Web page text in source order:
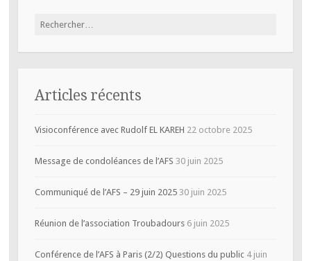
Rechercher :
Articles récents
Visioconférence avec Rudolf EL KAREH 22 octobre 2025
Message de condoléances de l’AFS 30 juin 2025
Communiqué de l’AFS – 29 juin 2025 30 juin 2025
Réunion de l’association Troubadours 6 juin 2025
Conférence de l’AFS à Paris (2/2) Questions du public 4 juin